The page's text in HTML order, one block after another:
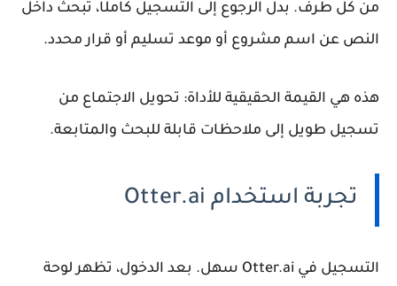
من كل طرف. بدل الرجوع إلى التسجيل كاملًا، تبحث داخل
النص عن اسم مشروع أو موعد تسليم أو قرار محدد.
هذه هي القيمة الحقيقية للأداة: تحويل الاجتماع من
تسجيل طويل إلى ملاحظات قابلة للبحث والمتابعة.
تجربة استخدام Otter.ai
التسجيل في Otter.ai سهل. بعد الدخول، تظهر لوحة